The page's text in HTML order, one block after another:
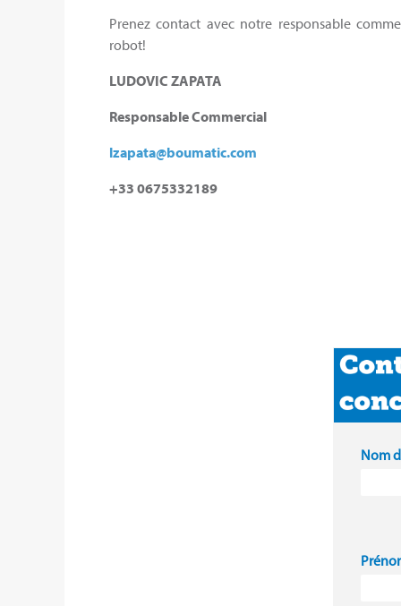
Prenez contact avec notre responsable
robot!
LUDOVIC ZAPATA
Responsable Commercial
lzapata@boumatic.com
+33 0675332189
Nom